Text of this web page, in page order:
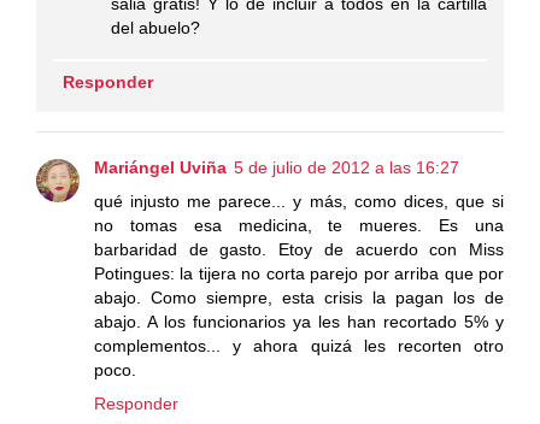
del abuelo?
Responder
Mariángel Uviña 5 de julio de 2012 a las 16:27
qué injusto me parece... y más, como dices, que si
no tomas esa medicina, te mueres. Es una
barbaridad de gasto. Etoy de acuerdo con Miss
Potingues: la tijera no corta parejo por arriba que por
abajo. Como siempre, esta crisis la pagan los de
abajo. A los funcionarios ya les han recortado 5% y
complementos... y ahora quizá les recorten otro
poco.
Responder